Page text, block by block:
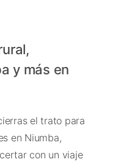
y más en
el trato para
en Niumba,
con un viaje